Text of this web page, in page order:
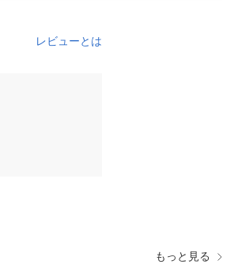
レビューとは
もっと見る